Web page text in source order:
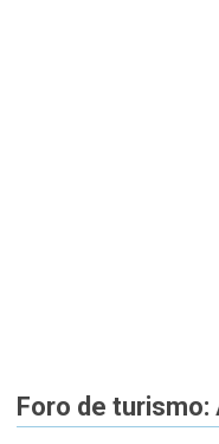
Foro de turismo: